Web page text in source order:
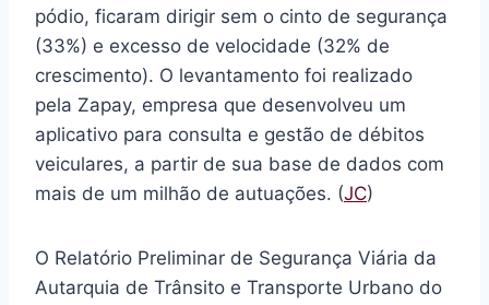
pódio, ficaram dirigir sem o cinto de segurança
(33%) e excesso de velocidade (32% de
crescimento). O levantamento foi realizado
pela Zapay, empresa que desenvolveu um
aplicativo para consulta e gestão de débitos
veiculares, a partir de sua base de dados com
mais de um milhão de autuações. (JC)
O Relatório Preliminar de Segurança Viária da
Autarquia de Trânsito e Transporte Urbano do